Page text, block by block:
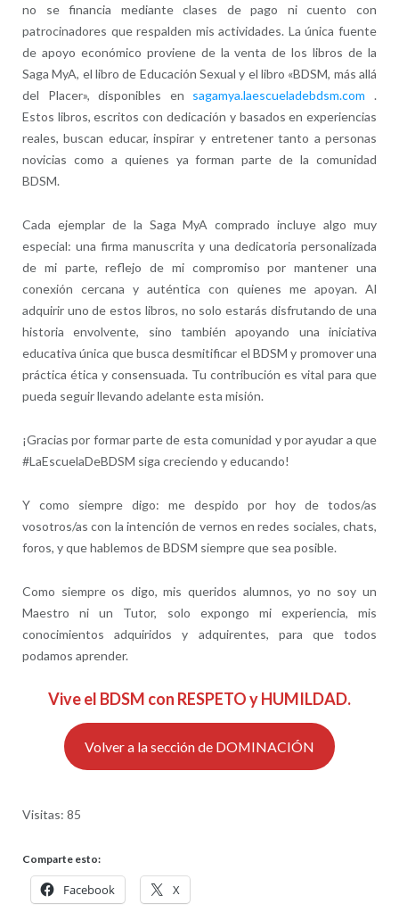
no se financia mediante clases de pago ni cuento con
patrocinadores que respalden mis actividades. La única fuente
de apoyo económico proviene de la venta de los libros de la
Saga MyA, el libro de Educación Sexual y el libro «BDSM, más allá
del Placer», disponibles en sagamya.laescueladebdsm.com .
Estos libros, escritos con dedicación y basados en experiencias
reales, buscan educar, inspirar y entretener tanto a personas
novicias como a quienes ya forman parte de la comunidad
BDSM.
Cada ejemplar de la Saga MyA comprado incluye algo muy
especial: una firma manuscrita y una dedicatoria personalizada
de mi parte, reflejo de mi compromiso por mantener una
conexión cercana y auténtica con quienes me apoyan. Al
adquirir uno de estos libros, no solo estarás disfrutando de una
historia envolvente, sino también apoyando una iniciativa
educativa única que busca desmitificar el BDSM y promover una
práctica ética y consensuada. Tu contribución es vital para que
pueda seguir llevando adelante esta misión.
¡Gracias por formar parte de esta comunidad y por ayudar a que
#LaEscuelaDeBDSM siga creciendo y educando!
Y como siempre digo: me despido por hoy de todos/as
vosotros/as con la intención de vernos en redes sociales, chats,
foros, y que hablemos de BDSM siempre que sea posible.
Como siempre os digo, mis queridos alumnos, yo no soy un
Maestro ni un Tutor, solo expongo mi experiencia, mis
conocimientos adquiridos y adquirentes, para que todos
podamos aprender.
Vive el BDSM con RESPETO y HUMILDAD.
Volver a la sección de DOMINACIÓN
Visitas: 85
Comparte esto:
Facebook X